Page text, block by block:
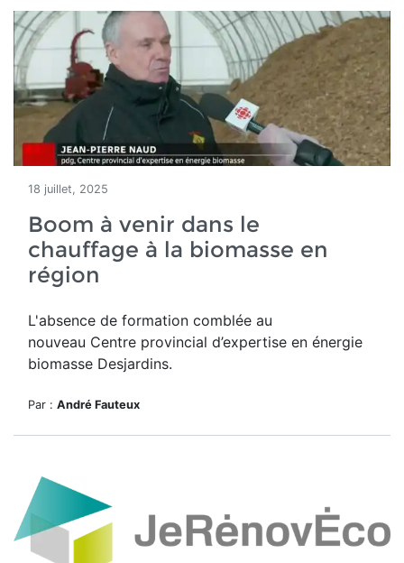
18 juillet, 2025
Boom à venir dans le
chauffage à la biomasse en
région
L'absence de formation comblée au
nouveau Centre provincial d’expertise en énergie
biomasse Desjardins.
Par : André Fauteux